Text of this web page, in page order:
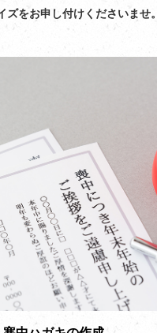
ズをお申し付けくださいませ。